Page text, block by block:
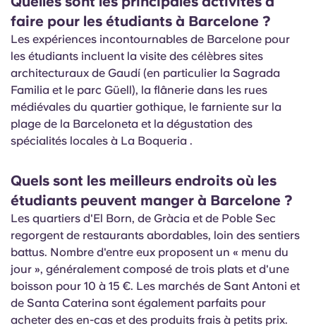
faire pour les étudiants à Barcelone ?
Les expériences incontournables de Barcelone pour
les étudiants incluent la visite des célèbres sites
architecturaux de Gaudí (en particulier la Sagrada
Familia et le parc Güell), la flânerie dans les rues
médiévales du quartier gothique, le farniente sur la
plage de la Barceloneta et la dégustation des
spécialités locales à La Boqueria .
Quels sont les meilleurs endroits où les
étudiants peuvent manger à Barcelone ?
Les quartiers d'El Born, de Gràcia et de Poble Sec
regorgent de restaurants abordables, loin des sentiers
battus. Nombre d'entre eux proposent un « menu du
jour », généralement composé de trois plats et d'une
boisson pour 10 à 15 €. Les marchés de Sant Antoni et
de Santa Caterina sont également parfaits pour
acheter des en-cas et des produits frais à petits prix.